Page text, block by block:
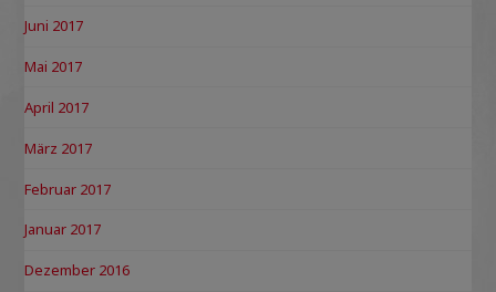
Juni 2017
Mai 2017
April 2017
März 2017
Februar 2017
Januar 2017
Dezember 2016